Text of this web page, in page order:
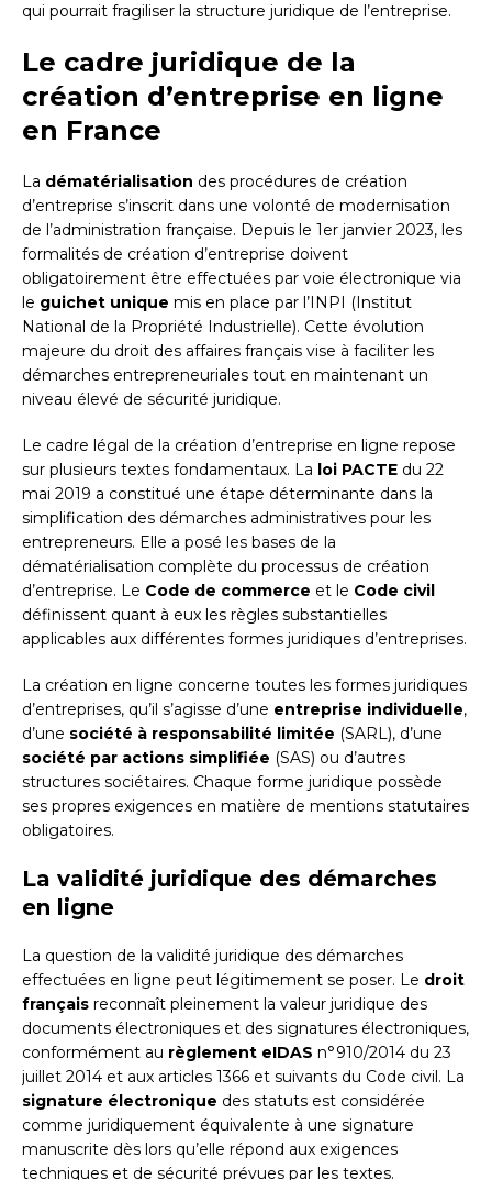
qui pourrait fragiliser la structure juridique de l’entreprise.
Le cadre juridique de la
création d’entreprise en ligne
en France
La dématérialisation des procédures de création
d’entreprise s’inscrit dans une volonté de modernisation
de l’administration française. Depuis le 1er janvier 2023, les
formalités de création d’entreprise doivent
obligatoirement être effectuées par voie électronique via
le guichet unique mis en place par l’INPI (Institut
National de la Propriété Industrielle). Cette évolution
majeure du droit des affaires français vise à faciliter les
démarches entrepreneuriales tout en maintenant un
niveau élevé de sécurité juridique.
Le cadre légal de la création d’entreprise en ligne repose
sur plusieurs textes fondamentaux. La loi PACTE du 22
mai 2019 a constitué une étape déterminante dans la
simplification des démarches administratives pour les
entrepreneurs. Elle a posé les bases de la
dématérialisation complète du processus de création
d’entreprise. Le Code de commerce et le Code civil
définissent quant à eux les règles substantielles
applicables aux différentes formes juridiques d’entreprises.
La création en ligne concerne toutes les formes juridiques
d’entreprises, qu’il s’agisse d’une entreprise individuelle,
d’une société à responsabilité limitée (SARL), d’une
société par actions simplifiée (SAS) ou d’autres
structures sociétaires. Chaque forme juridique possède
ses propres exigences en matière de mentions statutaires
obligatoires.
La validité juridique des démarches
en ligne
La question de la validité juridique des démarches
effectuées en ligne peut légitimement se poser. Le droit
français reconnaît pleinement la valeur juridique des
documents électroniques et des signatures électroniques,
conformément au règlement eIDAS n°910/2014 du 23
juillet 2014 et aux articles 1366 et suivants du Code civil. La
signature électronique des statuts est considérée
comme juridiquement équivalente à une signature
manuscrite dès lors qu’elle répond aux exigences
techniques et de sécurité prévues par les textes.